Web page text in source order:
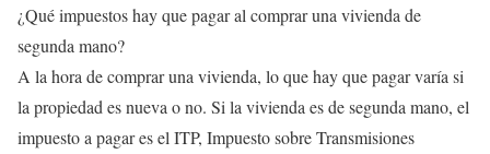
¿Qué impuestos hay que pagar al comprar una vivienda de
segunda mano?
A la hora de comprar una vivienda, lo que hay que pagar varía si
la propiedad es nueva o no. Si la vivienda es de segunda mano, el
impuesto a pagar es el ITP, Impuesto sobre Transmisiones